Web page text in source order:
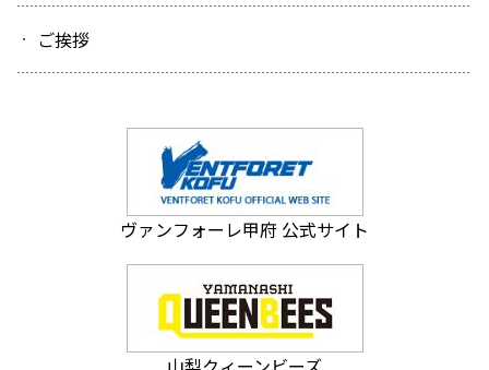
ご挨拶
ヴァンフォーレ甲府 公式サイト